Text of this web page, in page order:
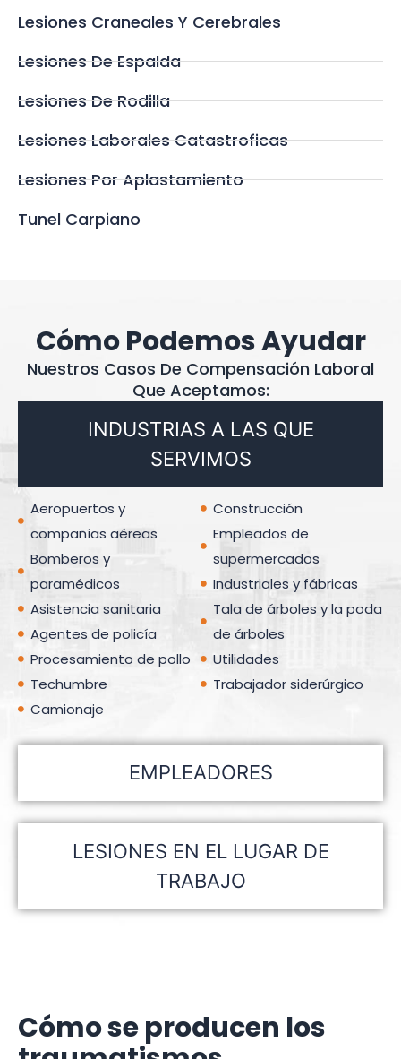
Lesiones Craneales Y Cerebrales
Lesiones De Espalda
Lesiones De Rodilla
Lesiones Laborales Catastroficas
Lesiones Por Aplastamiento
Tunel Carpiano
Cómo Podemos Ayudar
Nuestros Casos De Compensación Laboral
Que Aceptamos:
INDUSTRIAS A LAS QUE
SERVIMOS
EMPLEADORES
LESIONES EN EL LUGAR DE
TRABAJO
Aeropuertos y
compañías aéreas
Bomberos y
paramédicos
Asistencia sanitaria
Agentes de policía
Procesamiento de pollo
Techumbre
Camionaje
Construcción
Empleados de
supermercados
Industriales y fábricas
Tala de árboles y la poda
de árboles
Utilidades
Trabajador siderúrgico
Cómo se producen los